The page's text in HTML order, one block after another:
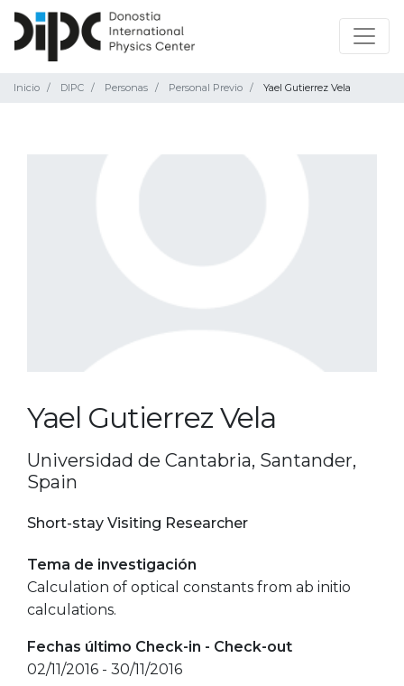
Inicio DIPC Personas Personal Previo Yael Gutierrez Vela
Yael Gutierrez Vela
Universidad de Cantabria, Santander,
Spain
Short-stay Visiting Researcher
Tema de investigación
Calculation of optical constants from ab initio
calculations.
Fechas último Check-in - Check-out
02/11/2016 - 30/11/2016